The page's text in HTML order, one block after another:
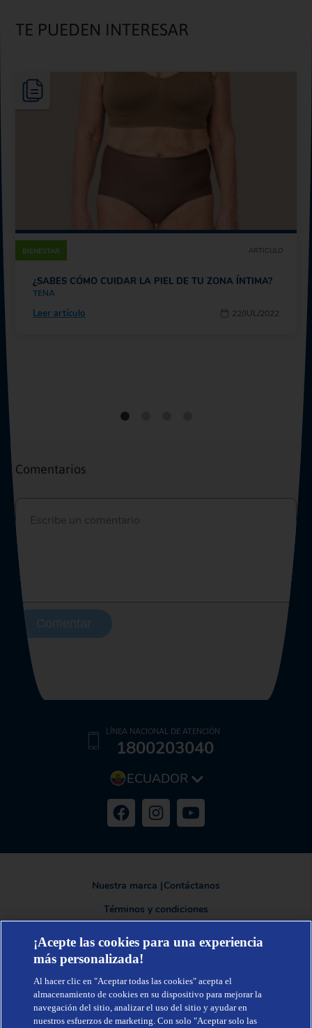
TE PUEDEN INTERESAR
BIENESTAR ARTÍCULO
¿SABES CÓMO CUIDAR LA PIEL DE TU ZONA ÍNTIMA?
TENA
22/JUL/2022
Leer artículo
Comentarios
ECUADOR
LÍNEA NACIONAL DE ATENCIÓN
1800203040
Nuestra marca |Contáctanos
Términos y condiciones
TENA®, una marca de Essity - una compañía global líder en higiene y
salud. Cada día, mil millones de personas, en todo el mundo, utilizan
nuestros productos, servicios y soluciones. Nuestro propósito es romper
barreras por el bienestar en beneficio de consumidores, pacientes,
¡Acepte las cookies para una experiencia
más personalizada!
Al hacer clic en "Aceptar todas las cookies" acepta el
almacenamiento de cookies en su dispositivo para mejorar la
navegación del sitio, analizar el uso del sitio y ayudar en
nuestros esfuerzos de marketing. Con solo "Aceptar solo las